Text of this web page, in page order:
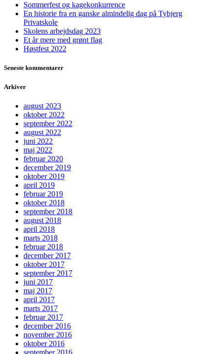
Sommerfest og kagekonkurrence
En historie fra en ganske almindelig dag på Tybjerg
Privatskole
Skolens arbejdsdag 2023
Et år mere med grønt flag
Høstfest 2022
Seneste kommentarer
Arkiver
august 2023
oktober 2022
september 2022
august 2022
juni 2022
maj 2022
februar 2020
december 2019
oktober 2019
april 2019
februar 2019
oktober 2018
september 2018
august 2018
april 2018
marts 2018
februar 2018
december 2017
oktober 2017
september 2017
juni 2017
maj 2017
april 2017
marts 2017
februar 2017
december 2016
november 2016
oktober 2016
september 2016